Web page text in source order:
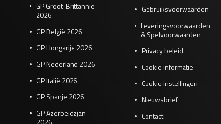
GP Groot-Brittannië
2026
GP België 2026
GP Hongarije 2026
GP Nederland 2026
GP Italië 2026
GP Spanje 2026
GP Azerbeidzjan
2026
Gebruiksvoorwaarden
Leveringsvoorwaarden
& Spelvoorwaarden
Privacy beleid
Cookie informatie
Cookie instellingen
Nieuwsbrief
Contact